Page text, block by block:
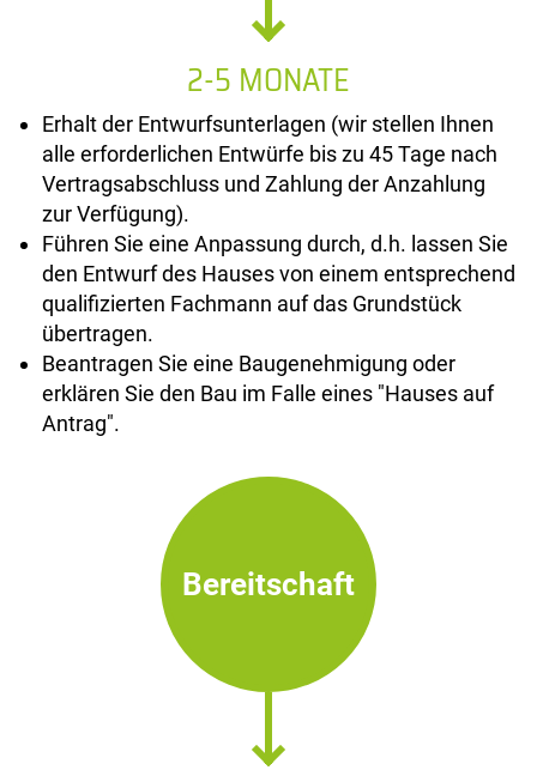
2-5 MONATE
Erhalt der Entwurfsunterlagen (wir stellen Ihnen
alle erforderlichen Entwürfe bis zu 45 Tage nach
Vertragsabschluss und Zahlung der Anzahlung
zur Verfügung).
Führen Sie eine Anpassung durch, d.h. lassen Sie
den Entwurf des Hauses von einem entsprechend
qualifizierten Fachmann auf das Grundstück
übertragen.
Beantragen Sie eine Baugenehmigung oder
erklären Sie den Bau im Falle eines "Hauses auf
Antrag".
Bereitschaft